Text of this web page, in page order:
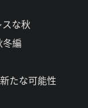
な秋
冬編
たな可能性